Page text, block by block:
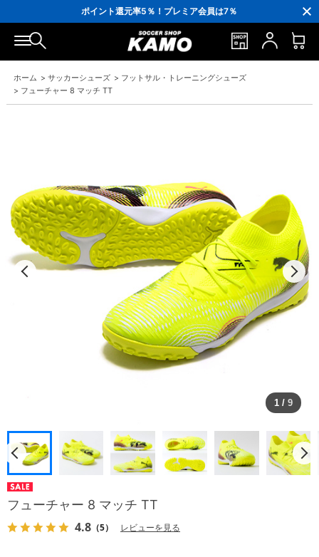
ポイント還元率5％！プレミア会員は7％
会員の方にはお誕生月に「10％OFFクーポン」プレゼント！
16,000円(税込)以上でシューズケースプレゼント！
3,300円(税込)以上で送料無料！
ホーム > サッカーシューズ > フットサル・トレーニングシューズ
> フューチャー 8 マッチ TT
1 / 9
フューチャー 8 マッチ TT
4.8 （5） レビューを見る